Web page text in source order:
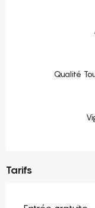
Qualité
Tarifs